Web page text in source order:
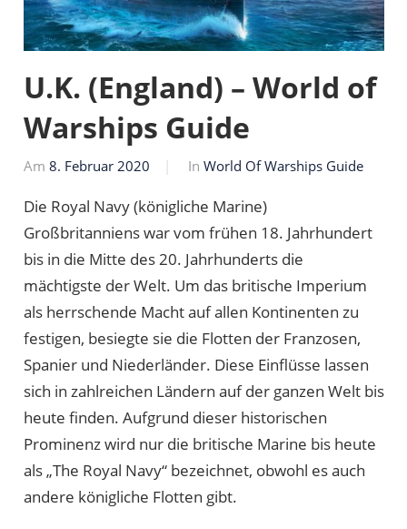
U.K. (England) – World of
Warships Guide
Am 8. Februar 2020
Von
In World Of Warships Guide
Die Royal Navy (königliche Marine)
Großbritanniens war vom frühen 18. Jahrhundert
bis in die Mitte des 20. Jahrhunderts die
mächtigste der Welt. Um das britische Imperium
als herrschende Macht auf allen Kontinenten zu
festigen, besiegte sie die Flotten der Franzosen,
Spanier und Niederländer. Diese Einflüsse lassen
sich in zahlreichen Ländern auf der ganzen Welt bis
heute finden. Aufgrund dieser historischen
Prominenz wird nur die britische Marine bis heute
als „The Royal Navy“ bezeichnet, obwohl es auch
andere königliche Flotten gibt.